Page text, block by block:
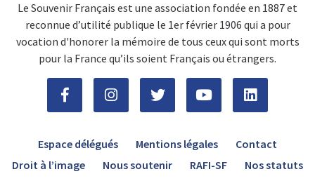
Le Souvenir Français est une association fondée en 1887 et
reconnue d’utilité publique le 1er février 1906 qui a pour
vocation d'honorer la mémoire de tous ceux qui sont morts
pour la France qu’ils soient Français ou étrangers.
Espace délégués Mentions légales
Contact
Droit à l’image
Nous soutenir RAFI-SF Nos statuts